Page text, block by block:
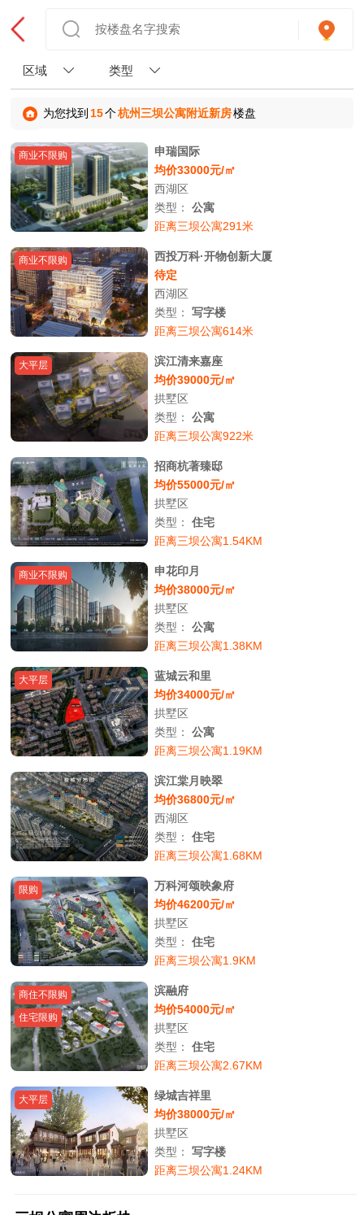
区域 类型
为您找到 15个杭州三坝公寓附近新房楼盘
商业不限购
申瑞国际
均价33000元/㎡
西湖区
类型：公寓
距离三坝公寓291米
商业不限购
西投万科·开物创新大厦
待定
西湖区
类型：写字楼
距离三坝公寓614米
大平层
滨江清来嘉座
均价39000元/㎡
拱墅区
类型：公寓
距离三坝公寓922米
招商杭著臻邸
均价55000元/㎡
拱墅区
类型：住宅
距离三坝公寓1.54KM
商业不限购
申花印月
均价38000元/㎡
拱墅区
类型：公寓
距离三坝公寓1.38KM
大平层
蓝城云和里
均价34000元/㎡
拱墅区
类型：公寓
距离三坝公寓1.19KM
滨江棠月映翠
均价36800元/㎡
西湖区
类型：住宅
距离三坝公寓1.68KM
限购
万科河颂映象府
均价46200元/㎡
拱墅区
类型：住宅
距离三坝公寓1.9KM
商住不限购
住宅限购
滨融府
均价54000元/㎡
拱墅区
类型：住宅
距离三坝公寓2.67KM
大平层
绿城吉祥里
均价38000元/㎡
拱墅区
类型：写字楼
距离三坝公寓1.24KM